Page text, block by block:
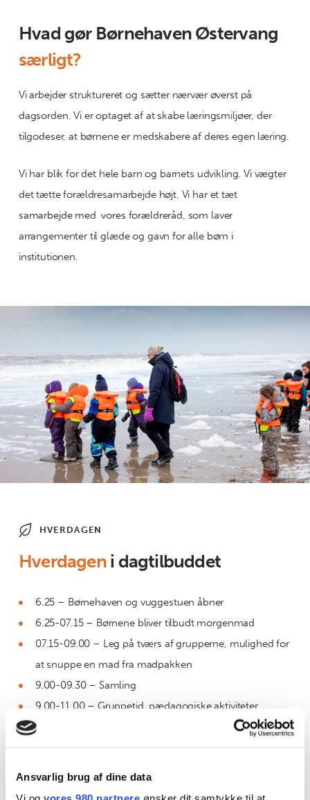
Ansvarlig brug af dine data
Hvad gør Børnehaven Østervang
særligt?
Vi arbejder struktureret og sætter nærvær øverst på
dagsorden. Vi er optaget af at skabe læringsmiljøer, der
tilgodeser, at børnene er medskabere af deres egen læring.
Vi har blik for det hele barn og barnets udvikling. Vi vægter
det tætte forældresamarbejde højt. Vi har et tæt
samarbejde med vores forældreråd, som laver
arrangementer til glæde og gavn for alle børn i
institutionen.
HVERDAGEN
Hverdageni dagtilbuddet
6.25 – Børnehaven og vuggestuen åbner
6.25-07.15 – Børnene bliver tilbudt morgenmad
07.15-09.00 – Leg på tværs af grupperne, mulighed for
at snuppe en mad fra madpakken
9.00-09.30 – Samling
9.00-11.00 – Gruppetid, pædagogiske aktiviteter
11.00-12.00 – madpakketid i børnehaven/middagsmad
i vuggestuen